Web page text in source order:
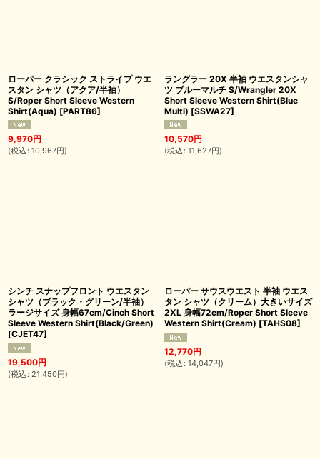
ローパー クラシック ストライプ ウエ
スタン シャツ（アクア/半袖）
S/Roper Short Sleeve Western
Shirt(Aqua) [PART86]
9,970円
(税込 : 10,967円)
ラングラー 20X 半袖 ウエスタンシャ
ツ ブルーマルチ S/Wrangler 20X
Short Sleeve Western Shirt(Blue
Multi) [SSWA27]
10,570円
(税込 : 11,627円)
シンチ スナップフロント ウエスタン
シャツ（ブラック・グリーン/半袖）
ラージサイズ 身幅67cm/Cinch Short
Sleeve Western Shirt(Black/Green)
[CJET47]
19,500円
(税込 : 21,450円)
ローパー サウスウエスト 半袖 ウエス
タン シャツ（クリーム）大きいサイズ
2XL 身幅72cm/Roper Short Sleeve
Western Shirt(Cream) [TAHS08]
12,770円
(税込 : 14,047円)